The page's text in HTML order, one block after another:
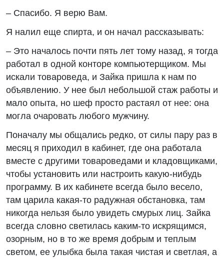
– Спасибо. Я верю Вам.
Я налил еще спирта, и он начал рассказывать:
– Это началось почти пять лет тому назад, я тогда
работал в одной конторе компьютерщиком. Мы
искали товароведа, и Зайка пришла к нам по
объявлению. У нее был небольшой стаж работы и
мало опыта, но шеф просто растаял от нее: она
могла очаровать любого мужчину.
Поначалу мы общались редко, от силы пару раз в
месяц я приходил в кабинет, где она работала
вместе с другими товароведами и кладовщиками,
чтобы установить или настроить какую-нибудь
программу. В их кабинете всегда было весело,
там царила какая-то радужная обстановка, там
никогда нельзя было увидеть смурых лиц. Зайка
всегда словно светилась каким-то искрящимся,
озорным, но в то же время добрым и теплым
светом, ее улыбка была такая чистая и светлая, а